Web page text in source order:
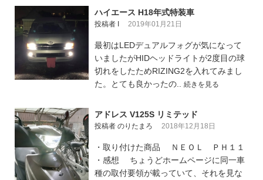
ハイエース H18年式特装車
投稿者 I 2019年01月21日
最初はLEDデュアルフォグが気になって
いましたがHIDヘッドライトが2度目の球
切れをしたためRIZING2を入れてみまし
た。とても良かったの.. 続きを見る
アドレス V125S リミテッド
投稿者 のりたまろ 2018年12月18日
・取り付けた商品 ＮＥＯＬ ＰＨ１１
・感想 ちょうどホームページに同一車
種の取付要領が載っていて、それを見な